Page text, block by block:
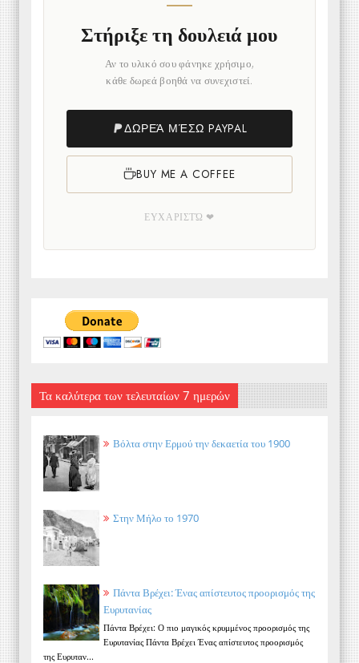
Στήριξε τη δουλειά μου
Αν το υλικό σου φάνηκε χρήσιμο,
κάθε δωρεά βοηθά να συνεχιστεί.
ΔΩΡΕΆ ΜΈΣΩ PAYPAL
BUY ME A COFFEE
ΕΥΧΑΡΙΣΤΏ ❤
Τα καλύτερα των τελευταίων 7 ημερών
Βόλτα στην Ερμού την δεκαετία του 1900
Στην Μήλο το 1970
Πάντα Βρέχει: Ένας απίστευτος προορισμός της
Ευρυτανίας
Πάντα Βρέχει: Ο πιο μαγικός κρυμμένος προορισμός της
Ευρυτανίας Πάντα Βρέχει Ένας απίστευτος προορισμός
της Ευρυταν...